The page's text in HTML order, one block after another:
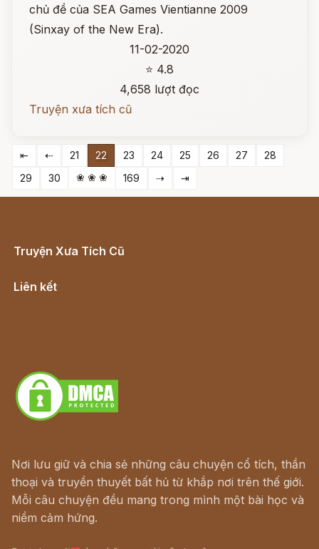
chủ đề của SEA Games Vientianne 2009
(Sinxay of the New Era).
11-02-2020
⭐ 4.8
4,658 lượt đọc
Truyện xưa tích cũ
⇤ ⇠ 21 22 23 24 25 26 27
28
29
30 ❀ ❀ ❀ 169 ⇢ ⇥
Truyện Xưa Tích Cũ
Liên kết
Nơi lưu giữ và chia sẻ những câu chuyện cổ tích, thần
thoại và truyền thuyết bất hủ từ khắp nơi trên thế giới.
Mỗi câu chuyện đều mang trong mình một bài học và
niềm cảm hứng.